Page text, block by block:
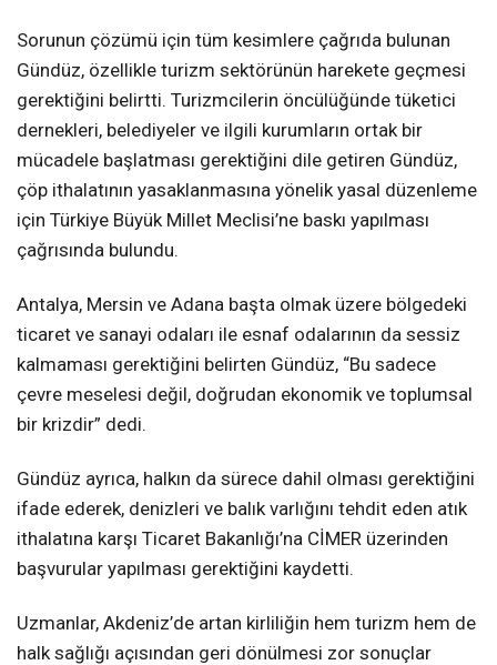
Sorunun çözümü için tüm kesimlere çağrıda bulunan
Gündüz, özellikle turizm sektörünün harekete geçmesi
gerektiğini belirtti. Turizmcilerin öncülüğünde tüketici
dernekleri, belediyeler ve ilgili kurumların ortak bir
mücadele başlatması gerektiğini dile getiren Gündüz,
çöp ithalatının yasaklanmasına yönelik yasal düzenleme
için Türkiye Büyük Millet Meclisi’ne baskı yapılması
çağrısında bulundu.
Antalya, Mersin ve Adana başta olmak üzere bölgedeki
ticaret ve sanayi odaları ile esnaf odalarının da sessiz
kalmaması gerektiğini belirten Gündüz, “Bu sadece
çevre meselesi değil, doğrudan ekonomik ve toplumsal
bir krizdir” dedi.
Gündüz ayrıca, halkın da sürece dahil olması gerektiğini
ifade ederek, denizleri ve balık varlığını tehdit eden atık
ithalatına karşı Ticaret Bakanlığı’na CİMER üzerinden
başvurular yapılması gerektiğini kaydetti.
Uzmanlar, Akdeniz’de artan kirliliğin hem turizm hem de
halk sağlığı açısından geri dönülmesi zor sonuçlar